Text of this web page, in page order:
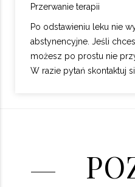
Przerwanie terapii
Po odstawieniu leku nie
abstynencyjne. Jeśli
możesz po prostu nie
W razie pytań skontaktuj